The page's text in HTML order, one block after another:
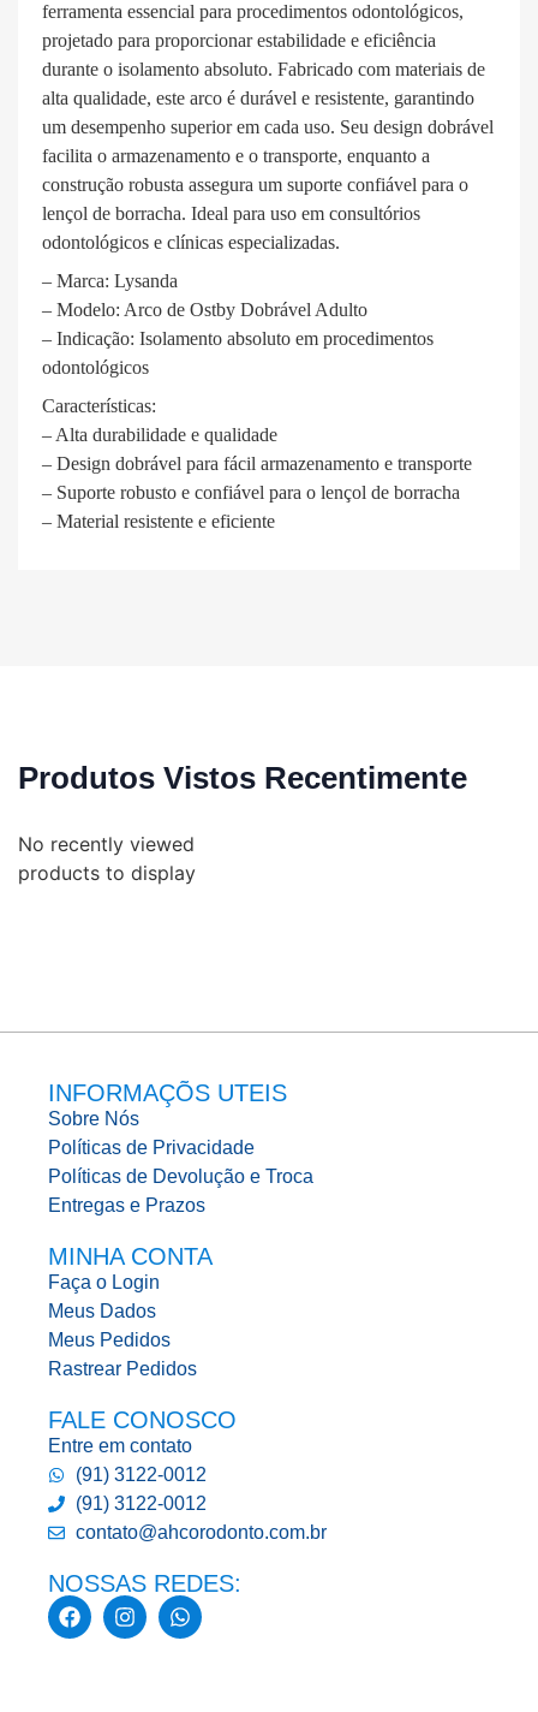
ferramenta essencial para procedimentos odontológicos,
projetado para proporcionar estabilidade e eficiência
durante o isolamento absoluto. Fabricado com materiais de
alta qualidade, este arco é durável e resistente, garantindo
um desempenho superior em cada uso. Seu design dobrável
facilita o armazenamento e o transporte, enquanto a
construção robusta assegura um suporte confiável para o
lençol de borracha. Ideal para uso em consultórios
odontológicos e clínicas especializadas.
– Marca: Lysanda
– Modelo: Arco de Ostby Dobrável Adulto
– Indicação: Isolamento absoluto em procedimentos
odontológicos
Características:
– Alta durabilidade e qualidade
– Design dobrável para fácil armazenamento e transporte
– Suporte robusto e confiável para o lençol de borracha
– Material resistente e eficiente
Produtos Vistos Recentimente
No recently viewed
products to display
INFORMAÇÕS UTEIS
Sobre Nós
Políticas de Privacidade
Políticas de Devolução e Troca
Entregas e Prazos
MINHA CONTA
Faça o Login
Meus Dados
Meus Pedidos
Rastrear Pedidos
FALE CONOSCO
Entre em contato
(91) 3122-0012
(91) 3122-0012
contato@ahcorodonto.com.br
NOSSAS REDES: